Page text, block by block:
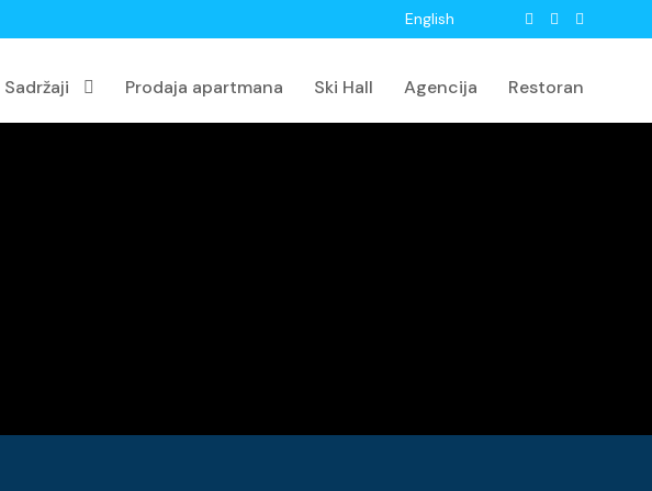
English
Sadržaji Prodaja apartmana Ski Hall Agencija Restoran